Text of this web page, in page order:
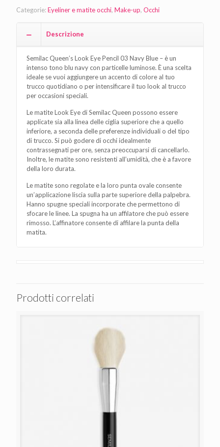
Categorie:Eyeliner e matite occhi, Make-up, Occhi
Descrizione
Semilac Queen’s Look Eye Pencil 03 Navy Blue – è un
intenso tono blu navy con particelle luminose. È una scelta
ideale se vuoi aggiungere un accento di colore al tuo
trucco quotidiano o per intensificare il tuo look al trucco
per occasioni speciali.
Le matite Look Eye di Semilac Queen possono essere
applicate sia alla linea delle ciglia superiore che a quello
inferiore, a seconda delle preferenze individuali o del tipo
di trucco. Si può godere di occhi idealmente
contrassegnati per ore, senza preoccuparsi di cancellarlo.
Inoltre, le matite sono resistenti all’umidità, che è a favore
della loro durata.
Le matite sono regolate e la loro punta ovale consente
un’applicazione liscia sulla parte superiore della palpebra.
Hanno spugne speciali incorporate che permettono di
sfocare le linee. La spugna ha un affilatore che può essere
rimosso. L’affinatore consente di affilare la punta della
matita.
Prodotti correlati